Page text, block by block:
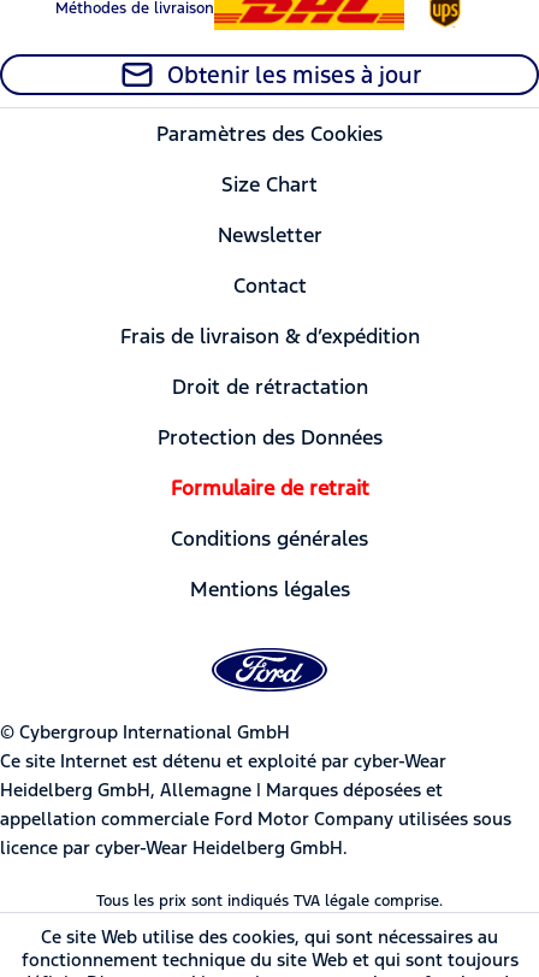
Méthodes de livraison
Obtenir les mises à jour
Paramètres des Cookies
Size Chart
Newsletter
Contact
Frais de livraison & d’expédition
Droit de rétractation
Protection des Données
Formulaire de retrait
Conditions générales
Mentions légales
© Cybergroup International GmbH
Ce site Internet est détenu et exploité par cyber-Wear
Heidelberg GmbH, Allemagne | Marques déposées et
appellation commerciale Ford Motor Company utilisées sous
licence par cyber-Wear Heidelberg GmbH.
Tous les prix sont indiqués TVA légale comprise.
Ce site Web utilise des cookies, qui sont nécessaires au
fonctionnement technique du site Web et qui sont toujours